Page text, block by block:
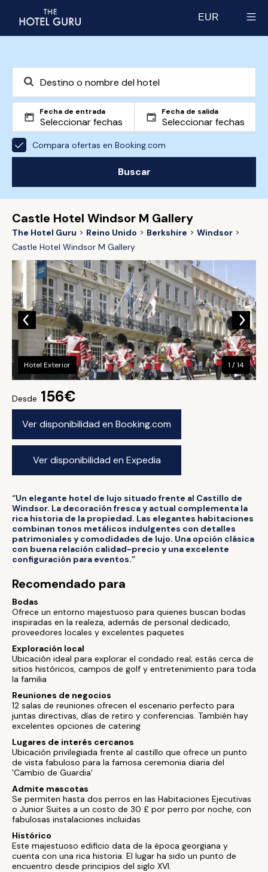
EUR
Fecha de entrada Fecha de salida
Compara ofertas en Booking.com
Buscar
Castle Hotel Windsor M Gallery
The Hotel Guru Reino Unido Berkshire
Windsor
Castle Hotel Windsor M Gallery
Desde 156€
Ver disponibilidad en Booking.com
Ver disponibilidad en Expedia
Hotel Exterior 1 / 14
“Un elegante hotel de lujo situado frente al Castillo de
Windsor. La decoración fresca y actual complementa la
rica historia de la propiedad. Las elegantes habitaciones
combinan tonos metálicos indulgentes con detalles
patrimoniales y comodidades de lujo. Una opción clásica
con buena relación calidad-precio y una excelente
configuración para eventos.”
Recomendado para
Bodas
Ofrece un entorno majestuoso para quienes buscan bodas
inspiradas en la realeza, además de personal dedicado,
proveedores locales y excelentes paquetes
Exploración local
Ubicación ideal para explorar el condado real; estás cerca de
sitios históricos, campos de golf y entretenimiento para toda
la familia
Reuniones de negocios
12 salas de reuniones ofrecen el escenario perfecto para
juntas directivas, días de retiro y conferencias. También hay
excelentes opciones de catering
Lugares de interés cercanos
Ubicación privilegiada frente al castillo que ofrece un punto
de vista fabuloso para la famosa ceremonia diaria del
'Cambio de Guardia'
Admite mascotas
Se permiten hasta dos perros en las Habitaciones Ejecutivas
o Junior Suites a un costo de 30 £ por perro por noche, con
fabulosas instalaciones incluidas
Histórico
Este majestuoso edificio data de la época georgiana y
cuenta con una rica historia. El lugar ha sido un punto de
encuentro desde principios del siglo XVI.